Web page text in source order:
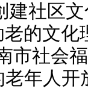
建社区
的文化
市社会
年人